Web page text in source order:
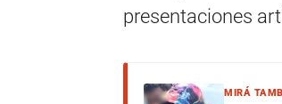
presentaciones
MIRÁ